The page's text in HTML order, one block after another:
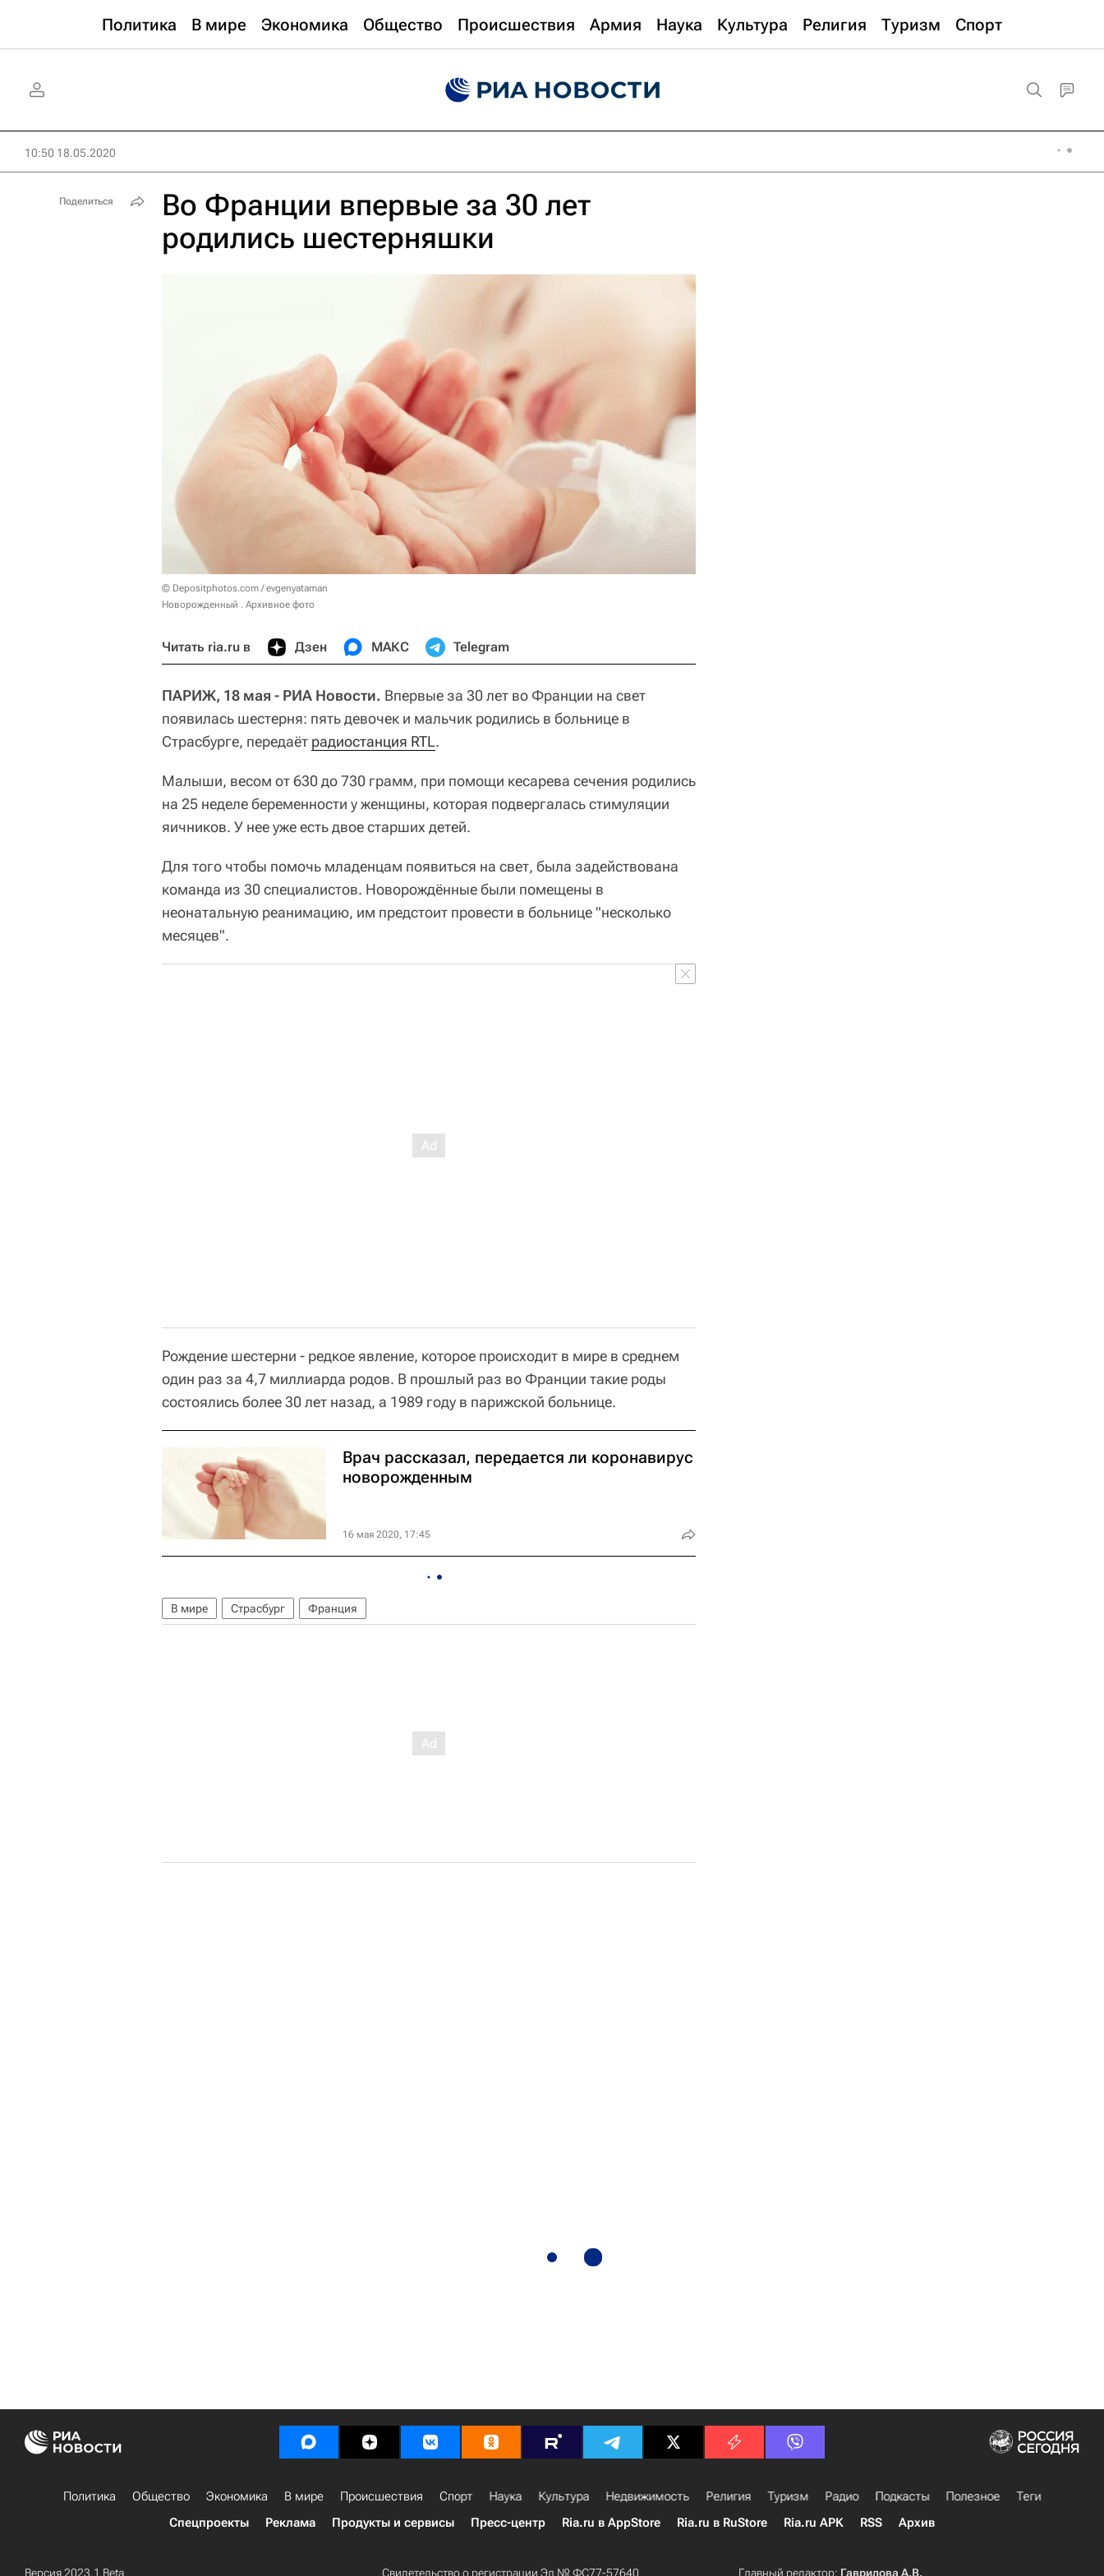
Политика В мире Экономика Общество Происшествия Армия Наука Культура Религия Туризм Спорт
10:50 18.05.2020
Во Франции впервые за 30 лет
родились шестерняшки
© Depositphotos.com / evgenyataman
Новорожденный . Архивное фото
Читать ria.ru в Дзен МАКС Telegram
ПАРИЖ, 18 мая - РИА Новости. Впервые за 30 лет во Франции на свет
появилась шестерня: пять девочек и мальчик родились в больнице в
Страсбурге, передаёт радиостанция RTL.
Малыши, весом от 630 до 730 грамм, при помощи кесарева сечения родились
на 25 неделе беременности у женщины, которая подвергалась стимуляции
яичников. У нее уже есть двое старших детей.
Для того чтобы помочь младенцам появиться на свет, была задействована
команда из 30 специалистов. Новорождённые были помещены в
неонатальную реанимацию, им предстоит провести в больнице "несколько
месяцев".
Рождение шестерни - редкое явление, которое происходит в мире в среднем
один раз за 4,7 миллиарда родов. В прошлый раз во Франции такие роды
состоялись более 30 лет назад, а 1989 году в парижской больнице.
Врач рассказал, передается ли коронавирус
новорожденным
16 мая 2020, 17:45
В мире Страсбург Франция
Поделиться
Политика Общество Экономика В мире Происшествия Спорт Наука Культура Недвижимость Религия Туризм Радио Подкасты Полезное
Теги
Спецпроекты
Реклама Продукты и сервисы Пресс-центр Ria.ru в AppStore Ria.ru в RuStore Ria.ru APK RSS Архив
Версия 2023.1 Beta Свидетельство о регистрации Эл № ФС77-57640 Главный редактор: Гаврилова А.В.